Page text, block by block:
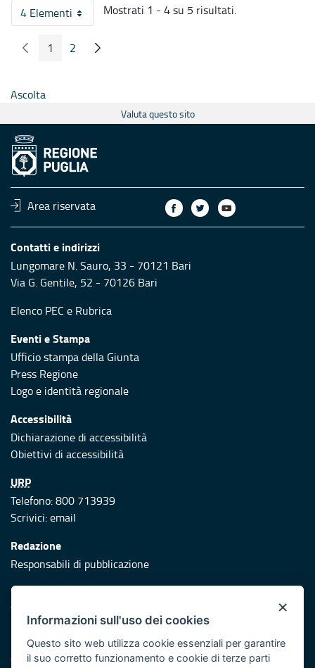
4 ElementiPer pagina
Mostrati 1 - 4 su 5 risultati.
Pagina Precedente
Pagina
1 Pagina
2 Pagina Seguente
Ascolta
Valuta questo sito
Area riservata
Contatti e indirizzi
Lungomare N. Sauro, 33 - 70121 Bari
Via G. Gentile, 52 - 70126 Bari
Elenco PEC e Rubrica
Eventi e Stampa
Ufficio stampa della Giunta
Press Regione
Logo e identità regionale
Accessibilità
Dichiarazione di accessibilità
Obiettivi di accessibilità
URP
Telefono: 800 713939
Scrivici:email
Redazione
Responsabili di pubblicazione
Protezione civile
Vai al sito di Protezione Civile Puglia
Iniziativa finanziata con risorse del POR Puglia 2014/2020 -
Asse XI
×
Informazioni sull'uso dei cookies
Questo sito web utilizza cookie essenziali per garantire
il suo corretto funzionamento e cookie di terze parti